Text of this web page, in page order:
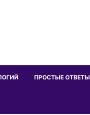
ПРОСТЫЕ ОТВЕТЫ